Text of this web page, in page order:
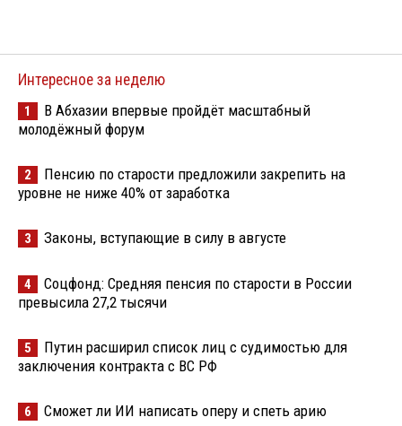
Интересное за неделю
1
В Абхазии впервые пройдёт масштабный
молодёжный форум
2
Пенсию по старости предложили закрепить на
уровне не ниже 40% от заработка
3 Законы, вступающие в силу в августе
4
Соцфонд: Средняя пенсия по старости в России
превысила 27,2 тысячи
5
Путин расширил список лиц с судимостью для
заключения контракта с ВС РФ
6 Сможет ли ИИ написать оперу и спеть арию